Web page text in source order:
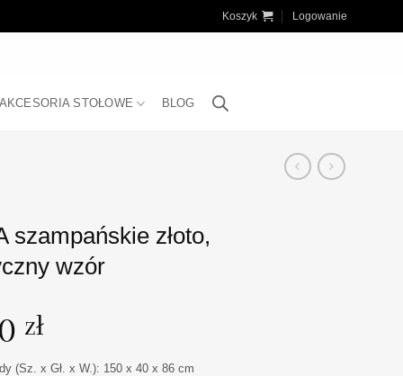
Koszyk Logowanie
STOŁOWE BLOG
szampańskie złoto,
wzór
zł
(Sz. x Gł. x W.): 150 x 40 x 86 cm